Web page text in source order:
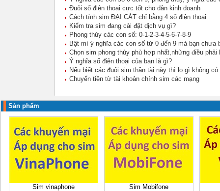
Đuôi số điện thoại cực tốt cho dân kinh doanh
Cách tính sim ĐẠI CÁT chỉ bằng 4 số điện thoại
Kiểm tra sim đang cài đặt dịch vụ gì?
Phong thủy các con số: 0-1-2-3-4-5-6-7-8-9
Bật mí ý nghĩa các con số từ 0 đến 9 mà bạn chưa
Chọn sim phong thủy phù hợp nhất,những điều phải
Ý nghĩa số điện thoại của bạn là gì?
Nếu biết các đuôi sim thần tài này thì lo gì không có
Chuyển tiền từ tài khoản chính sim các mạng
Sản phẩm
Sim vinaphone Sim Mobifone